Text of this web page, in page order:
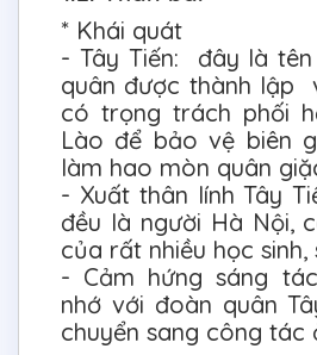
* Khái quát
- Tây Tiến: đây là
quân được thành lập
có trọng trách phối
Lào để bảo vệ biên
làm hao mòn quân
- Xuất thân lính Tây
đều là người Hà Nội,
của rất nhiều học sinh,
- Cảm hứng sáng
nhớ với đoàn quân
chuyển sang công tác